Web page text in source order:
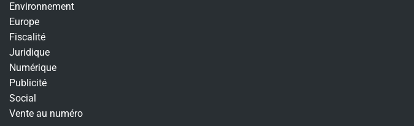
Environnement
Europe
Fiscalité
Juridique
Numérique
Publicité
Social
Vente au numéro